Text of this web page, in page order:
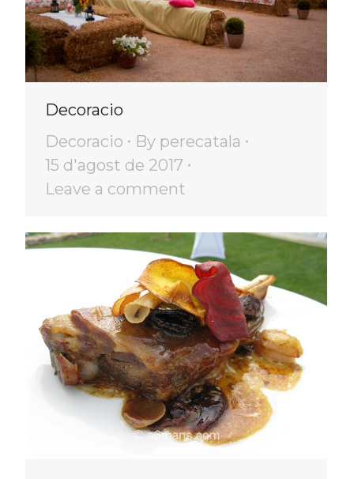
Decoracio
Decoracio
By perecatala
15 d'agost de 2017
Leave a comment